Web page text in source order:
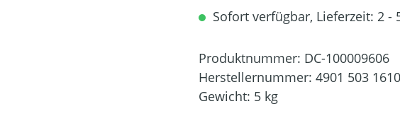
Sofort verfügbar, Lieferzeit: 2 -
Produktnummer: DC-100009606
Herstellernummer: 4901 503 1610
Gewicht: 5 kg